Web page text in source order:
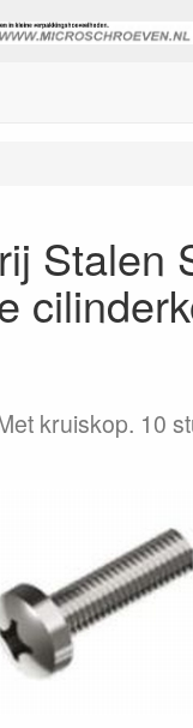
Stalen
kruiskop. 10